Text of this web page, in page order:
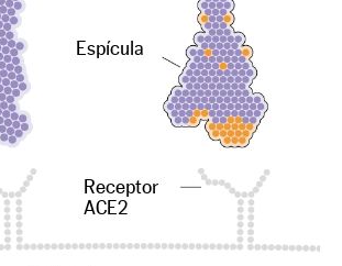
Espícula
Receptor
ACE2